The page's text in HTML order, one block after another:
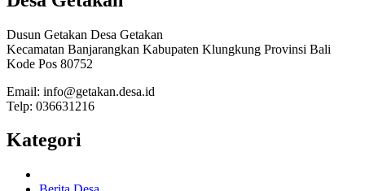
Dusun Getakan Desa Getakan
Kecamatan Banjarangkan Kabupaten Klungkung Provinsi Bali
Kode Pos 80752
Email: info@getakan.desa.id
Telp: 036631216
Kategori